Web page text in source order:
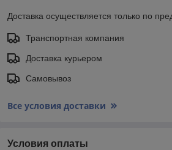
Доставка осуществляется только по
Транспортная компания
Доставка курьером
Самовывоз
Все условия доставки
Условия оплаты